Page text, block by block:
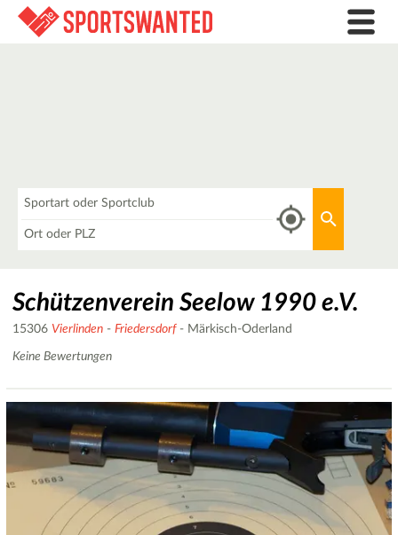
Schützenverein Seelow 1990 e.V.
15306 Vierlinden - Friedersdorf- Märkisch-Oderland
Keine Bewertungen